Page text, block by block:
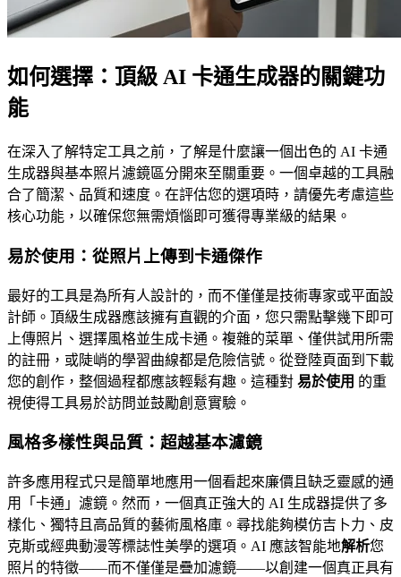
如何選擇：頂級 AI 卡通生成器的關鍵功
能
在深入了解特定工具之前，了解是什麼讓一個出色的 AI 卡通
生成器與基本照片濾鏡區分開來至關重要。一個卓越的工具融
合了簡潔、品質和速度。在評估您的選項時，請優先考慮這些
核心功能，以確保您無需煩惱即可獲得專業級的結果。
易於使用：從照片上傳到卡通傑作
最好的工具是為所有人設計的，而不僅僅是技術專家或平面設
計師。頂級生成器應該擁有直觀的介面，您只需點擊幾下即可
上傳照片、選擇風格並生成卡通。複雜的菜單、僅供試用所需
的註冊，或陡峭的學習曲線都是危險信號。從登陸頁面到下載
您的創作，整個過程都應該輕鬆有趣。這種對 易於使用 的重
視使得工具易於訪問並鼓勵創意實驗。
風格多樣性與品質：超越基本濾鏡
許多應用程式只是簡單地應用一個看起來廉價且缺乏靈感的通
用「卡通」濾鏡。然而，一個真正強大的 AI 生成器提供了多
樣化、獨特且高品質的藝術風格庫。尋找能夠模仿吉卜力、皮
克斯或經典動漫等標誌性美學的選項。AI 應該智能地解析您
照片的特徵——而不僅僅是疊加濾鏡——以創建一個真正具有